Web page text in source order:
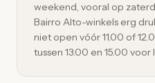
weekend, vooral op
Bairro Alto-winkels erg
niet open vóór 11.00 of
tussen 13.00 en 15.00